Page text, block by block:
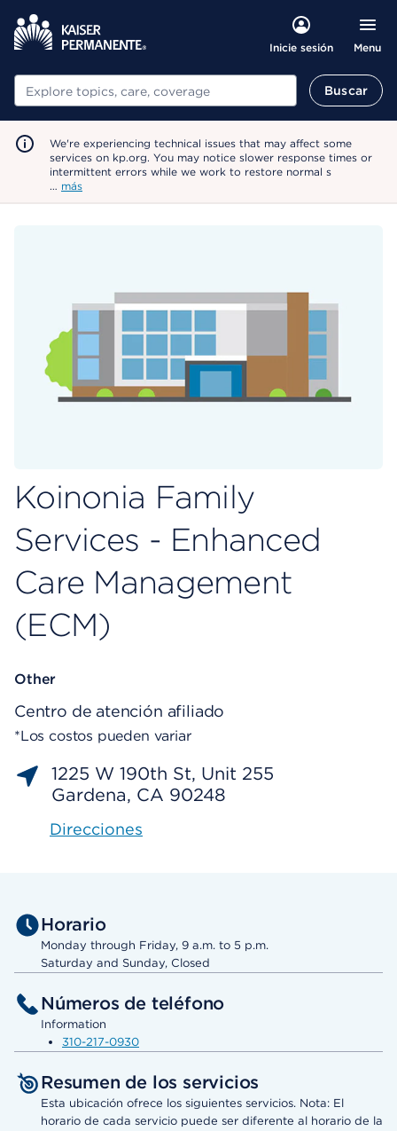
Inicie sesión Menu
Buscar Buscar
We're experiencing technical issues that may affect some
services on kp.org. You may notice slower response times or
intermittent errors while we work to restore normal s
… más
Koinonia Family
Services - Enhanced
Care Management
(ECM)
Other
Centro de atención afiliado
*Los costos pueden variar
1225 W 190th St, Unit 255
Gardena, CA 90248
Direcciones
Horario
Monday through Friday, 9 a.m. to 5 p.m.
Saturday and Sunday, Closed
Números de teléfono
Information
310-217-0930
Resumen de los servicios
Esta ubicación ofrece los siguientes servicios. Nota: El
horario de cada servicio puede ser diferente al horario de la